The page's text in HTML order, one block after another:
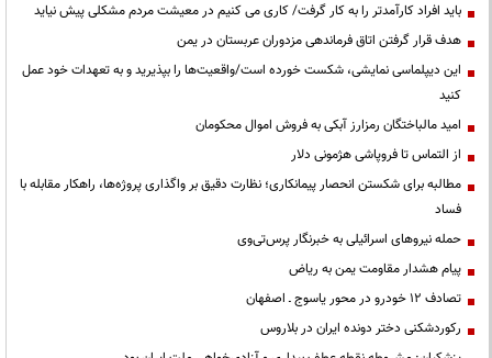
باید افراد کارآمدتر را به کار گرفت/ کاری می کنیم در معیشت مردم مشکلی پیش نیاید
هدف قرار گرفتن اتاق‌ فرماندهی مزدوران عربستان در یمن
این دیپلماسی نمایشی، شکست خورده است/واقعیت‌ها را بپذیرید و به تعهدات خود عمل
کنید
امید مالباختگان رمزارز آبکی به فروش اموال محکومان
از التماس تا فروپاشی هژمونی دلار
مطالبه برای شکستن انحصار پیمانکاری؛ نظارت دقیق بر واگذاری پروژه‌ها، راهکار مقابله با
فساد
حمله نیروهای اسرائیلی به خبرنگار پرس‌تی‌وی
پیام هشدار مقاومت یمن به ریاض
تصادف ۱۲ خودرو در محور یاسوج ـ اصفهان
رکوردشکنی دختر دونده ایران در بلاروس